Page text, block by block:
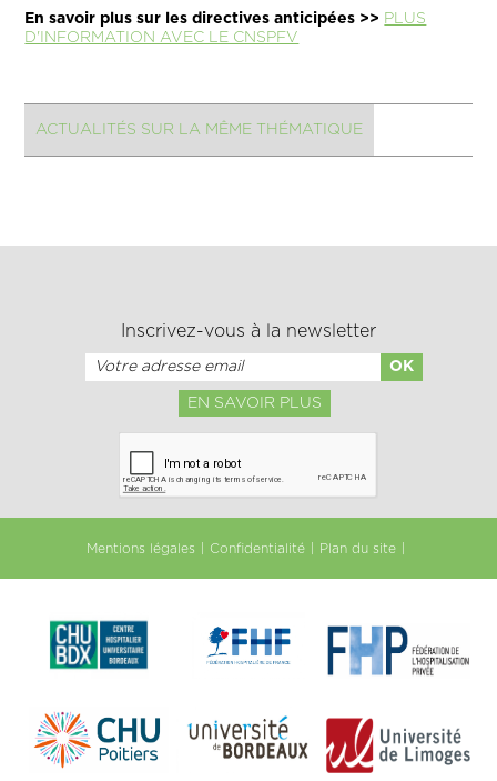
En savoir plus sur les directives anticipées >> PLUS
D'INFORMATION AVEC LE CNSPFV
ACTUALITÉS SUR LA MÊME THÉMATIQUE
Inscrivez-vous à la newsletter
EN SAVOIR PLUS
Mentions légales Confidentialité Plan du site